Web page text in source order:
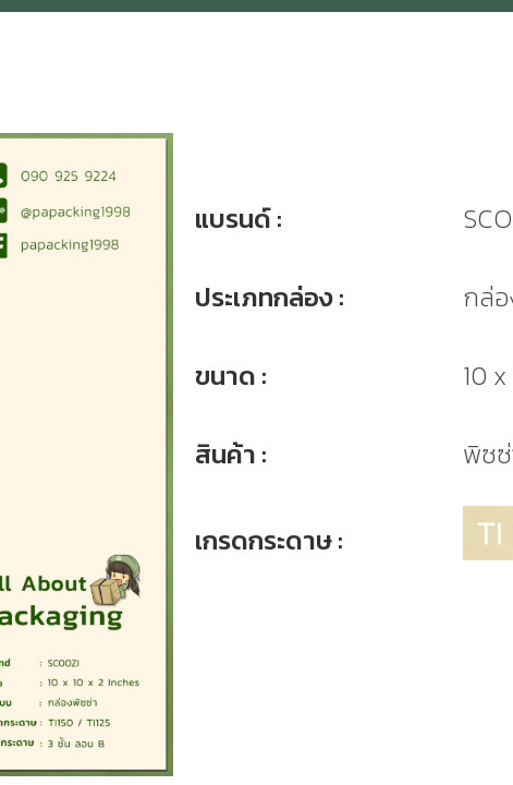
แบรนด์ :
ประเภทกล่อง : กล่
ขนาด : 10
สินค้า : พิซ
เกรดกระดาษ :